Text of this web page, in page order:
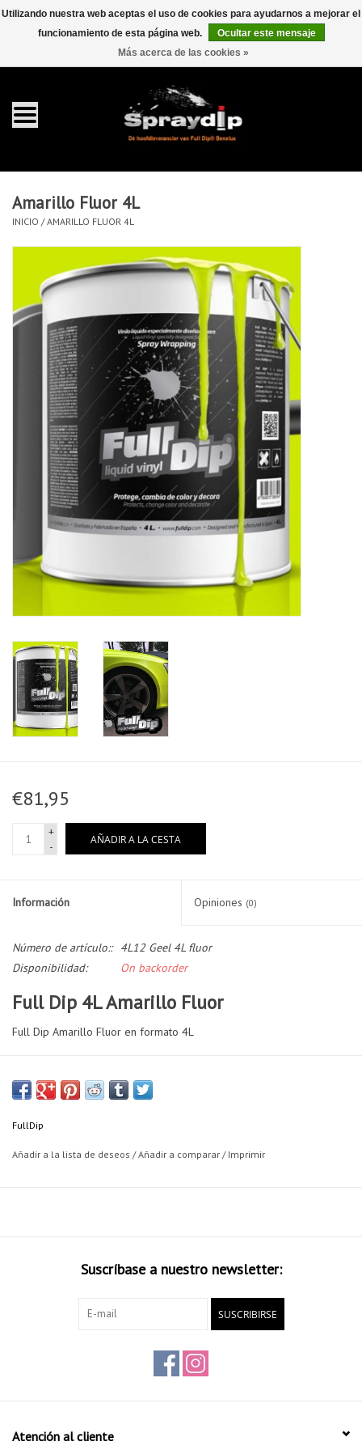
0 Artículos - €0,00
galón 4 liter
Spray 400ml
Completa dip sets
Dip pearls
accesorios Dippen
FullCarX® Detailing
Amarillo Fluor 4L
INICIO /AMARILLO FLUOR 4L
€81,95
+
-
AÑADIR A LA CESTA
Información Opiniones (0)
Número de artículo::
4L12 Geel 4L fluor
Disponibilidad:
On backorder
Full Dip 4L Amarillo Fluor
Full Dip Amarillo Fluor en formato 4L
fluorescentes se están convirtiendo en un referente en cuanto a
tendencia. Desde el lanzamiento de Full Dip tenemos disponibles
una gama completa de colores Neon o Fluorescente.
FullDip
Añadir a la lista de deseos /Añadir a comparar / Imprimir
Suscríbase a nuestro newsletter:
SUSCRIBIRSE
Atención al cliente
Utilizando nuestra web aceptas el uso de cookies para ayudarnos a mejorar el
funcionamiento de esta página web.
Ocultar este mensaje
Más acerca de las cookies »